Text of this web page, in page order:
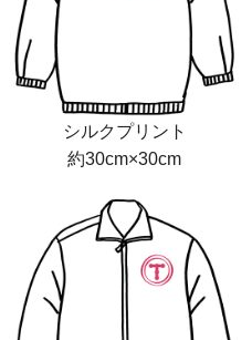
シルクプリント
約30cm×30cm